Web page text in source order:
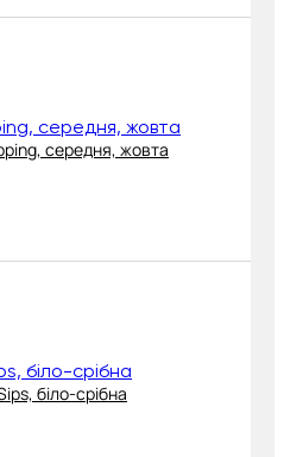
середня, жовта
біло-срібна